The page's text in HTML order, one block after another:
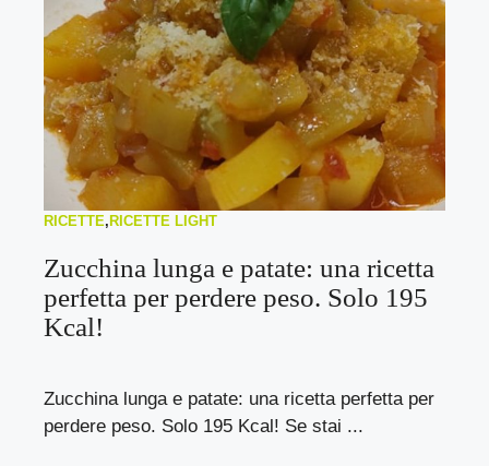
RICETTE, RICETTE LIGHT
Zucchina lunga e patate: una ricetta
perfetta per perdere peso. Solo 195
Kcal!
Zucchina lunga e patate: una ricetta perfetta per
perdere peso. Solo 195 Kcal! Se stai ...